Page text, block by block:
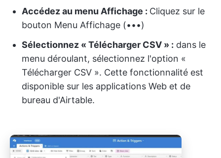
Accédez au menu Affichage : Cliquez sur le
bouton Menu Affichage (•••)
Sélectionnez « Télécharger CSV » : dans le
menu déroulant, sélectionnez l'option «
Télécharger CSV ». Cette fonctionnalité est
disponible sur les applications Web et de
bureau d'Airtable.